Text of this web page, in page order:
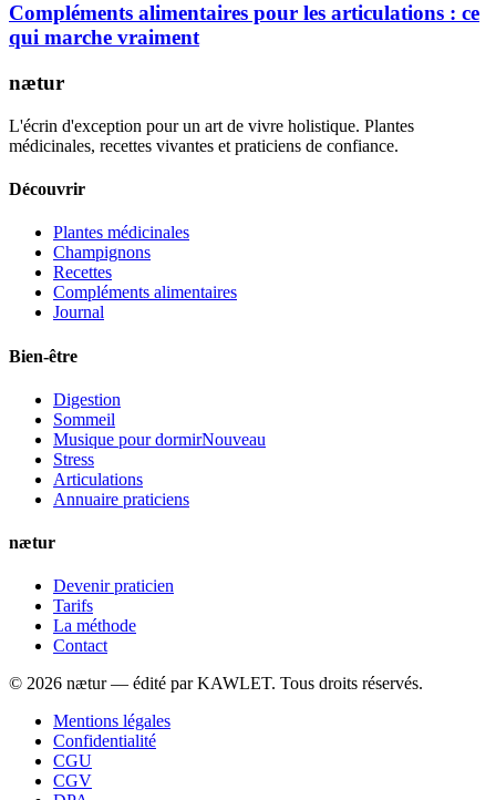
Compléments alimentaires pour les articulations : ce
qui marche vraiment
nætur
L'écrin d'exception pour un art de vivre holistique. Plantes
médicinales, recettes vivantes et praticiens de confiance.
Découvrir
Plantes médicinales
Champignons
Recettes
Compléments alimentaires
Journal
Bien-être
Digestion
Sommeil
Musique pour dormirNouveau
Stress
Articulations
Annuaire praticiens
nætur
Devenir praticien
Tarifs
La méthode
Contact
© 2026 nætur — édité par KAWLET. Tous droits réservés.
Mentions légales
Confidentialité
CGU
CGV